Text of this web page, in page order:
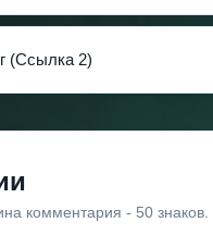
(Ссылка 2)
комментария - 50